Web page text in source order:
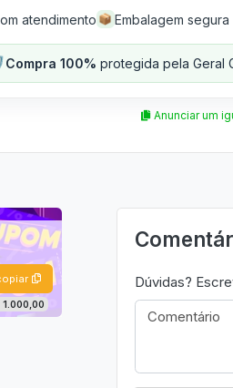
atendimento 📦 Embalagem segura
Compra 100% protegida pela Geral
Anunciar um
1.000,00
Dúvidas?